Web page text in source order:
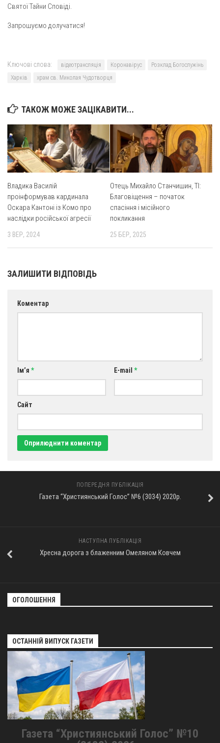
Спільноти
Квіти Слобожанщини
Полтавщина
Сумщина
Трансляції
Святої Тайни Сповіді.
Запрошуємо долучатися!
Ключові слова: відеотрансляція Коронавірус
Розклад Богослужінь
Харків
храм св. Миколая Чудотворця
ТАКОЖ МОЖЕ ЗАЦІКАВИТИ...
Владика Василій
проінформував кардинала
Оскара Кантоні із Комо про
наслідки російської агресії
3 ВЕР, 2024
Отець Михайло Станчишин, ТІ:
Благовіщення – початок
спасіння і місійного
покликання
25 БЕР, 2025
ЗАЛИШИТИ ВІДПОВІДЬ
Коментар
Ім’я * E-mail *
Сайт
ПОПЕРЕДНЯ ПУБЛІКАЦІЯ
Газета “Християнський Голос” №6 (3034) 2020р.
НАСТУПНА ПУБЛІКАЦІЯ
Хресна дорога з блаженним Омеляном Ковчем
ОГОЛОШЕННЯ
ОСТАННІЙ ВИПУСК ГАЗЕТИ
Газета “Християнський Голос” №10